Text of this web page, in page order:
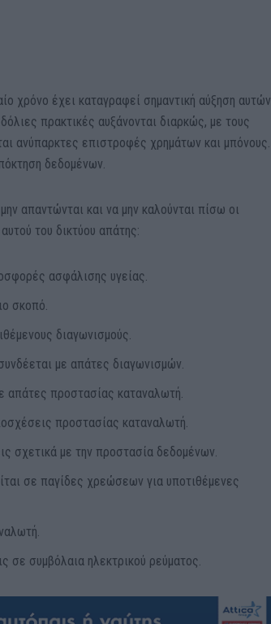
χρόνο έχει καταγραφεί σημαντική αύξηση αυτών
πρακτικές αυξάνονται διαρκώς, με τους
ανύπαρκτες επιστροφές χρημάτων και μπόνους.
δεδομένων.
απαντώνται και να μην καλούνται πίσω οι
του δικτύου απάτης:
ασφάλισης υγείας.
σκοπό.
διαγωνισμούς.
με απάτες διαγωνισμών.
απάτες προστασίας καταναλωτή.
προστασίας καταναλωτή.
σχετικά με την προστασία δεδομένων.
σε παγίδες χρεώσεων για υποτιθέμενες
σε συμβόλαια ηλεκτρικού ρεύματος.